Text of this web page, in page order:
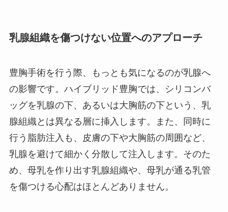
乳腺組織を傷つけない位置へのアプローチ
豊胸手術を行う際、もっとも気になるのが乳腺へ
の影響です。ハイブリッド豊胸では、シリコンバ
ッグを乳腺の下、あるいは大胸筋の下という、乳
腺組織とは異なる層に挿入します。また、同時に
行う脂肪注入も、皮膚の下や大胸筋の周囲など、
乳腺を避けて細かく分散して注入します。そのた
め、母乳を作り出す乳腺組織や、母乳が通る乳管
を傷つける心配はほとんどありません。